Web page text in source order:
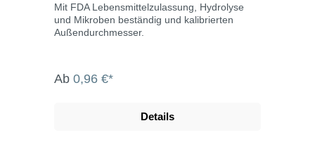
Mit FDA Lebensmittelzulassung, Hydrolyse
und Mikroben beständig und kalibrierten
Außendurchmesser.
Ab 0,96 €*
Details